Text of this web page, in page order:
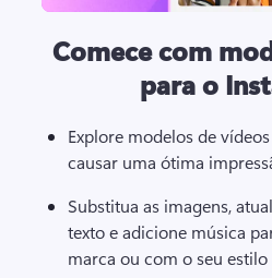
Comece com
para o
Explore modelos de
causar uma ótima
Substitua as imagens,
texto e adicione música
marca ou com o seu estilo